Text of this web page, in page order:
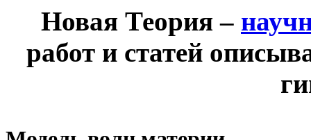
Новая Теория –
работ и статей